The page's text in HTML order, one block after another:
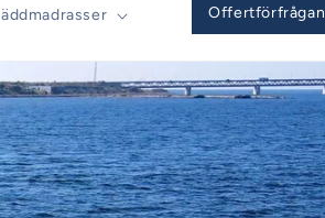
Offertförfrågan